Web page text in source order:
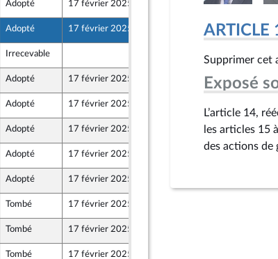
Adopté 17 février 2025 5 décembre 2024
Adopté 17 février 2025 5 décembre 2024
Irrecevable 5 décembre 2024
Adopté 17 février 2025 5 décembre 2024
Adopté 17 février 2025
Adopté 17 février 2025 5 décembre 2024
Adopté 17 février 2025
Adopté 17 février 2025
Tombé 17 février 2025
Tombé 17 février 2025
Tombé 17 février 2025
ARTICLE
Supprimer cet
Exposé
L’article 14,
les articles 15
des actions de